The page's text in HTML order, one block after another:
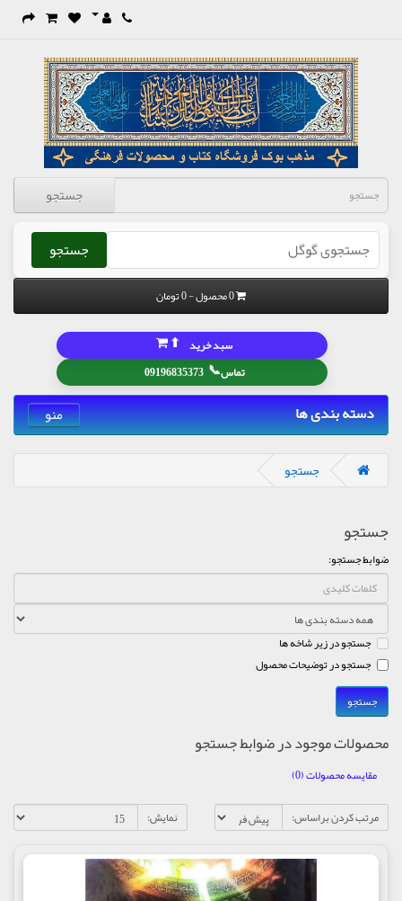
جستجو
جستجو
0 محصول - 0 تومان
تماس📞
09196835373
سبد خرید ⬆
دسته بندی ها منو
جستجو
جستجو
ضوابط جستجو:
جستجو در زیر شاخه ها
جستجو در توضیحات محصول
محصولات موجود در ضوابط جستجو
مقایسه محصولات (0)
مرتب کردن براساس:
نمایش: